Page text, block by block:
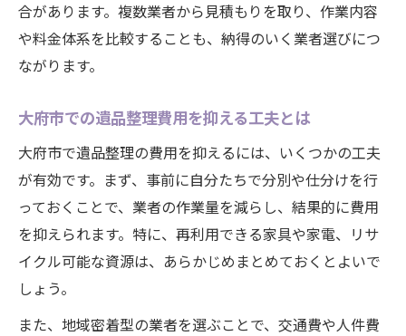
合があります。複数業者から見積もりを取り、作業内容
や料金体系を比較することも、納得のいく業者選びにつ
ながります。
大府市での遺品整理費用を抑える工夫とは
大府市で遺品整理の費用を抑えるには、いくつかの工夫
が有効です。まず、事前に自分たちで分別や仕分けを行
っておくことで、業者の作業量を減らし、結果的に費用
を抑えられます。特に、再利用できる家具や家電、リサ
イクル可能な資源は、あらかじめまとめておくとよいで
しょう。
また、地域密着型の業者を選ぶことで、交通費や人件費